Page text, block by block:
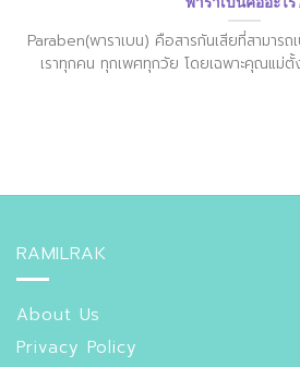
Paraben(พาราเบน) คือสารกันเสียที่สามา
เราทุกคน ทุกเพศทุกวัย โดยเฉพาะคุณแม่
RAMILRAK
About Us
Privacy Policy